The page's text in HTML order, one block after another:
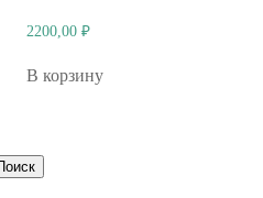
2200,00 ₽
В корзину